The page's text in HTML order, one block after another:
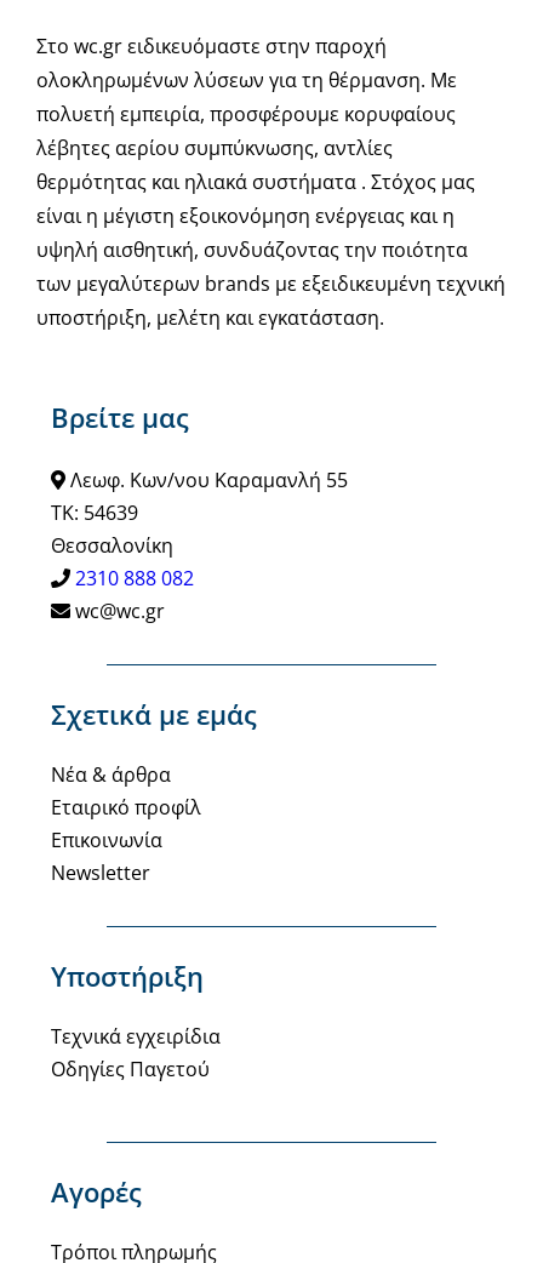
Βρείτε μας
Λεωφ. Κων/νου Καραμανλή 55
ΤΚ: 54639
Θεσσαλονίκη
2310 888 082
wc@wc.gr
Σχετικά με εμάς
Νέα & άρθρα
Εταιρικό προφίλ
Επικοινωνία
Newsletter
Υποστήριξη
Τεχνικά εγχειρίδια
Οδηγίες Παγετού
Αγορές
Τρόποι πληρωμής
Στο wc.gr ειδικευόμαστε στην παροχή
ολοκληρωμένων λύσεων για τη θέρμανση. Με
πολυετή εμπειρία, προσφέρουμε κορυφαίους
λέβητες αερίου συμπύκνωσης, αντλίες
θερμότητας και ηλιακά συστήματα . Στόχος μας
είναι η μέγιστη εξοικονόμηση ενέργειας και η
υψηλή αισθητική, συνδυάζοντας την ποιότητα
των μεγαλύτερων brands με εξειδικευμένη τεχνική
υποστήριξη, μελέτη και εγκατάσταση.